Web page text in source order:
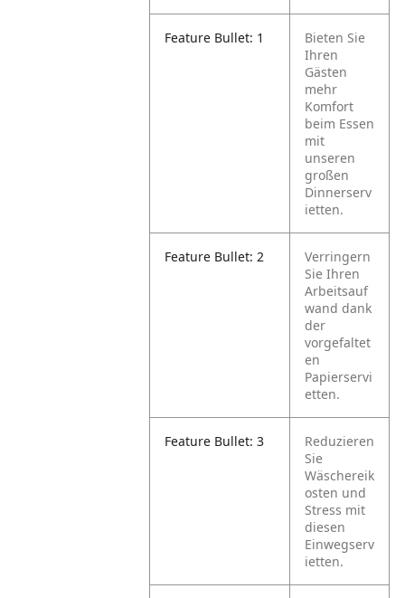
Feature Bullet: 1
Bieten Sie
Ihren
Gästen
mehr
Komfort
beim Essen
mit
unseren
großen
Dinnerserv
ietten.
Feature Bullet: 2
Verringern
Sie Ihren
Arbeitsauf
wand dank
der
vorgefaltet
en
Papierservi
etten.
Feature Bullet: 3
Reduzieren
Sie
Wäschereik
osten und
Stress mit
diesen
Einwegserv
ietten.